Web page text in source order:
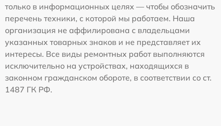
только в информационных целях — чтобы обозначить
перечень техники, с которой мы работаем. Наша
организация не аффилирована с владельцами
указанных товарных знаков и не представляет их
интересы. Все виды ремонтных работ выполняются
исключительно на устройствах, находящихся в
законном гражданском обороте, в соответствии со ст.
1487 ГК РФ.